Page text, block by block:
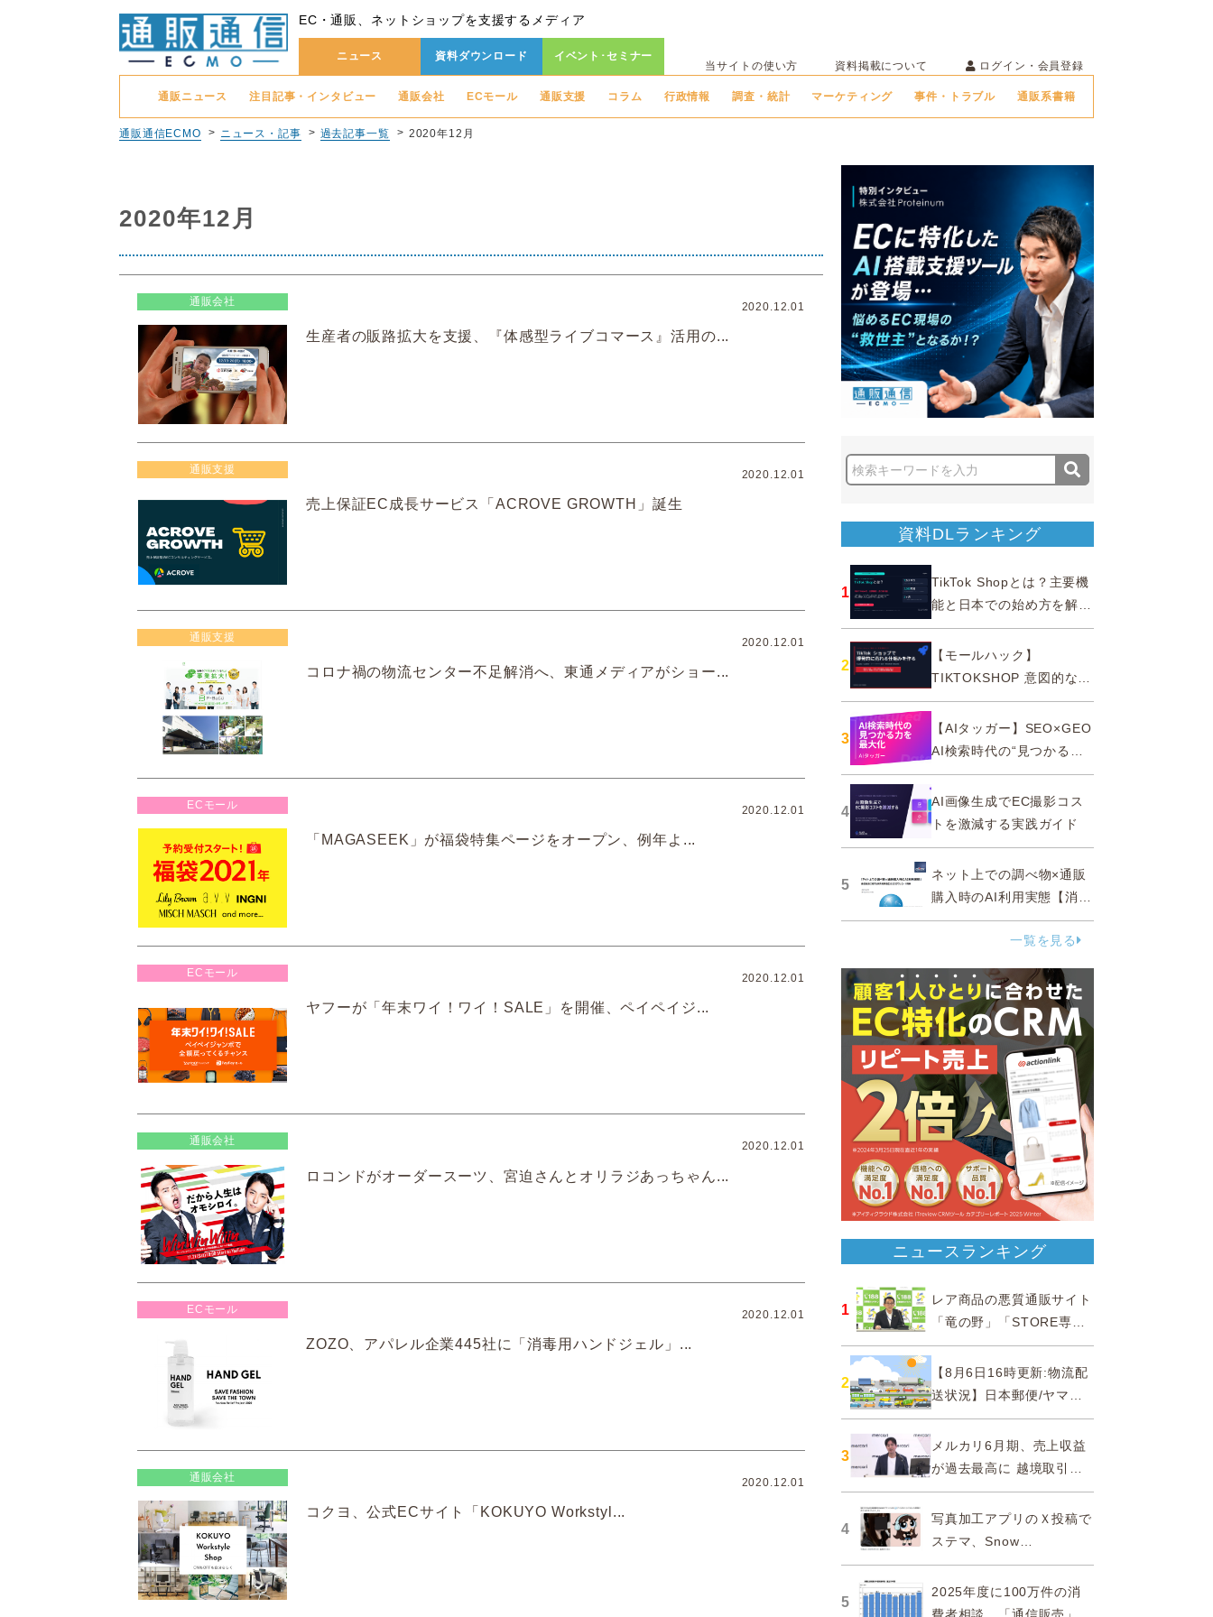
EC・通販、ネットショップを支援するメディア
ニュース 資料ダウンロード イベント･セミナー
当サイトの使い方 資料掲載について ログイン・会員登録
通販ニュース 注目記事・インタビュー 通販会社 ECモール 通販支援 コラム 行政情報 調査・統計 マーケティング 事件・トラブル 通販系書籍
通販通信ECMO ニュース・記事 過去記事一覧 2020年12月
2020年12月
通販会社 2020.12.01
生産者の販路拡大を支援、『体感型ライブコマース』活用の...
通販支援 2020.12.01
売上保証EC成長サービス「ACROVE GROWTH」誕生
通販支援 2020.12.01
コロナ禍の物流センター不足解消へ、東通メディアがショー...
ECモール 2020.12.01
「MAGASEEK」が福袋特集ページをオープン、例年よ...
ECモール 2020.12.01
ヤフーが「年末ワイ！ワイ！SALE」を開催、ペイペイジ...
通販会社 2020.12.01
ロコンドがオーダースーツ、宮迫さんとオリラジあっちゃん...
ECモール 2020.12.01
ZOZO、アパレル企業445社に「消毒用ハンドジェル」...
通販会社 2020.12.01
コクヨ、公式ECサイト「KOKUYO Workstyl...
資料DLランキング
1
TikTok Shopとは？主要機
能と日本での始め方を解説
｜公式認定パートナー
2
【モールハック】
TIKTOKSHOP 意図的なバ
ズを生む法則
3
【AIタッガー】SEO×GEO
AI検索時代の“見つかる
力”を最大化
4
AI画像生成でEC撮影コス
トを激減する実践ガイド
5
ネット上での調べ物×通販
購入時のAI利用実態【消費
者調査 2025】
一覧を見る
ニュースランキング
1
レア商品の悪質通販サイト
「竜の野」「STORE専門
ショップ」などに注意…消
費者庁
2
【8月6日16時更新:物流配
送状況】日本郵便/ヤマト
運輸/佐川急便/西濃運輸/福
山通運
3
メルカリ6月期、売上収益
が過去最高に 越境取引が
急成長
4
写真加工アプリのＸ投稿で
ステマ、Snow
Corporationと日本法人に
措置命令
5
2025年度に100万件の消